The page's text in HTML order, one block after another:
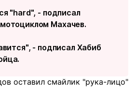
"hard", - подписал
Махачев.
- подписал Хабиб
оставил смайлик "рука-лицо"